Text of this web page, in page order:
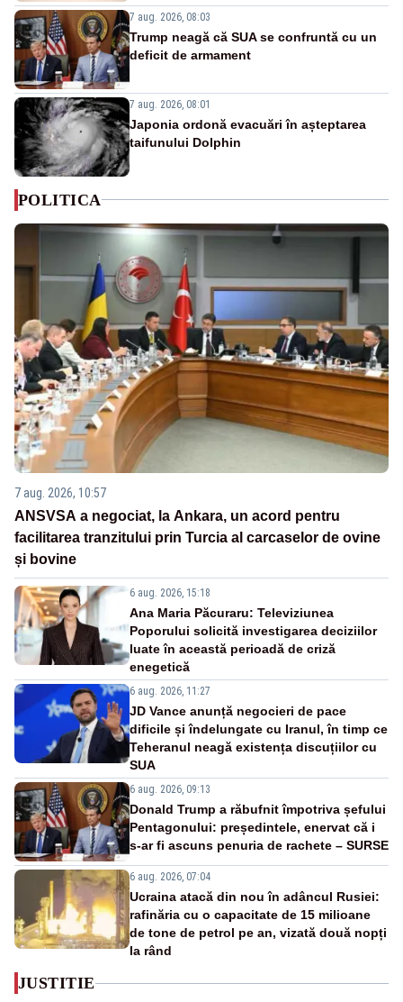
7 aug. 2026, 08:03
Trump neagă că SUA se confruntă cu un
deficit de armament
7 aug. 2026, 08:01
Japonia ordonă evacuări în așteptarea
taifunului Dolphin
POLITICA
7 aug. 2026, 10:57
ANSVSA a negociat, la Ankara, un acord pentru
facilitarea tranzitului prin Turcia al carcaselor de ovine
și bovine
6 aug. 2026, 15:18
Ana Maria Păcuraru: Televiziunea
Poporului solicită investigarea deciziilor
luate în această perioadă de criză
enegetică
6 aug. 2026, 11:27
JD Vance anunță negocieri de pace
dificile și îndelungate cu Iranul, în timp ce
Teheranul neagă existența discuțiilor cu
SUA
6 aug. 2026, 09:13
Donald Trump a răbufnit împotriva șefului
Pentagonului: președintele, enervat că i
s-ar fi ascuns penuria de rachete – SURSE
6 aug. 2026, 07:04
Ucraina atacă din nou în adâncul Rusiei:
rafinăria cu o capacitate de 15 milioane
de tone de petrol pe an, vizată două nopți
la rând
JUSTITIE